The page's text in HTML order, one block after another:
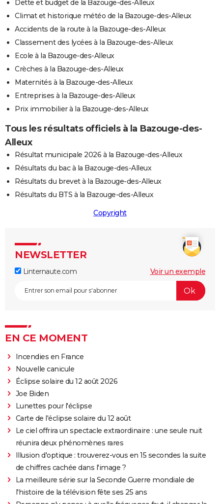
Dette et budget de la Bazouge-des-Alleux
Climat et historique météo de la Bazouge-des-Alleux
Accidents de la route à la Bazouge-des-Alleux
Classement des lycées à la Bazouge-des-Alleux
Ecole à la Bazouge-des-Alleux
Crèches à la Bazouge-des-Alleux
Maternités à la Bazouge-des-Alleux
Entreprises à la Bazouge-des-Alleux
Prix immobilier à la Bazouge-des-Alleux
Tous les résultats officiels à la Bazouge-des-
Alleux
Résultat municipale 2026 à la Bazouge-des-Alleux
Résultats du bac à la Bazouge-des-Alleux
Résultats du brevet à la Bazouge-des-Alleux
Résultats du BTS à la Bazouge-des-Alleux
Copyright
NEWSLETTER
Linternaute.com Voir un exemple
EN CE MOMENT
Incendies en France
Nouvelle canicule
Éclipse solaire du 12 août 2026
Joe Biden
Lunettes pour l'éclipse
Carte de l'éclipse solaire du 12 août
Le ciel offrira un spectacle extraordinaire : une seule nuit
réunira deux phénomènes rares
Illusion d'optique : trouverez-vous en 15 secondes la suite
de chiffres cachée dans l'image ?
La meilleure série sur la Seconde Guerre mondiale de
l'histoire de la télévision fête ses 25 ans